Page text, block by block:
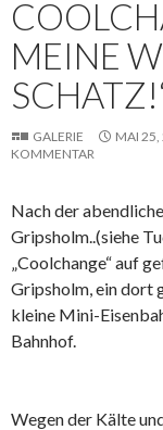
MEINE
GALERIE MAI
KOMMENTAR
Nach der
Gripsholm..(siehe
„Coolchange“ auf
Gripsholm, ein dort
kleine Mini-
Bahnhof.
Wegen der Kälte